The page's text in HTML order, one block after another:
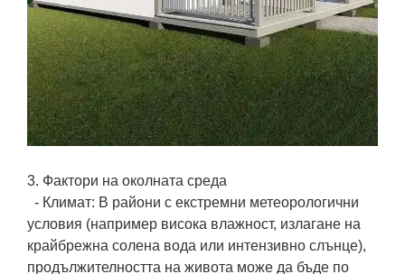
3. Фактори на околната среда
- Климат: В райони с екстремни метеорологични
условия (например висока влажност, излагане на
крайбрежна солена вода или интензивно слънце),
продължителността на живота може да бъде по